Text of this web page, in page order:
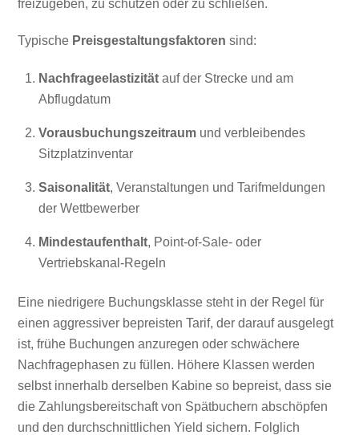
freizugeben, zu schützen oder zu schließen.
Typische Preisgestaltungsfaktoren sind:
Nachfrageelastizität auf der Strecke und am
Abflugdatum
Vorausbuchungszeitraum und verbleibendes
Sitzplatzinventar
Saisonalität, Veranstaltungen und Tarifmeldungen
der Wettbewerber
Mindestaufenthalt, Point-of-Sale- oder
Vertriebskanal-Regeln
Eine niedrigere Buchungsklasse steht in der Regel für
einen aggressiver bepreisten Tarif, der darauf ausgelegt
ist, frühe Buchungen anzuregen oder schwächere
Nachfragephasen zu füllen. Höhere Klassen werden
selbst innerhalb derselben Kabine so bepreist, dass sie
die Zahlungsbereitschaft von Spätbuchern abschöpfen
und den durchschnittlichen Yield sichern. Folglich